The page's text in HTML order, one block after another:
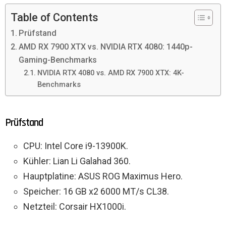
Table of Contents
Prüfstand
AMD RX 7900 XTX vs. NVIDIA RTX 4080: 1440p-
Gaming-Benchmarks
NVIDIA RTX 4080 vs. AMD RX 7900 XTX: 4K-
Benchmarks
Prüfstand
CPU: Intel Core i9-13900K.
Kühler: Lian Li Galahad 360.
Hauptplatine: ASUS ROG Maximus Hero.
Speicher: 16 GB x2 6000 MT/s CL38.
Netzteil: Corsair HX1000i.